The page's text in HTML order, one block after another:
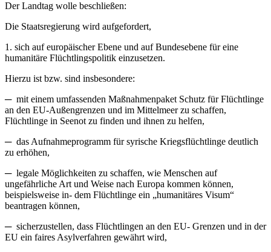
Der Landtag wolle beschließen:
Die Staatsregierung wird aufgefordert,
1. sich auf europäischer Ebene und auf Bundesebene für eine
humanitäre Flüchtlingspolitik einzusetzen.
Hierzu ist bzw. sind insbesondere:
─ mit einem umfassenden Maßnahmenpaket Schutz für Flüchtlinge
an den EU-Außengrenzen und im Mittelmeer zu schaffen,
Flüchtlinge in Seenot zu finden und ihnen zu helfen,
─ das Aufnahmeprogramm für syrische Kriegsflüchtlinge deutlich
zu erhöhen,
─ legale Möglichkeiten zu schaffen, wie Menschen auf
ungefährliche Art und Weise nach Europa kommen können,
beispielsweise in- dem Flüchtlinge ein „humanitäres Visum“
beantragen können,
─ sicherzustellen, dass Flüchtlingen an den EU- Grenzen und in der
EU ein faires Asylverfahren gewährt wird,